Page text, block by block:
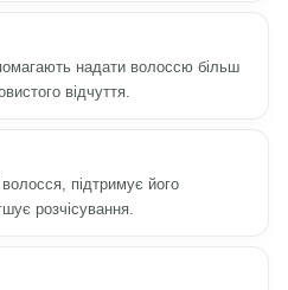
надати волоссю більш
відчуття.
підтримує його
розчісування.